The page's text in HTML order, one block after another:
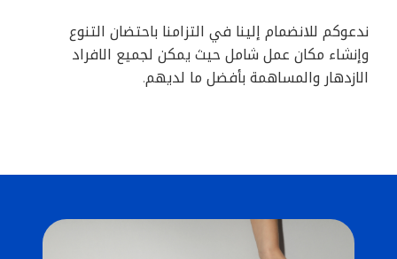
ندعوكم للانضمام إلينا في التزامنا باحتضان التنوع
وإنشاء مكان عمل شامل حيث يمكن لجميع الافراد
الازدهار والمساهمة بأفضل ما لديهم.